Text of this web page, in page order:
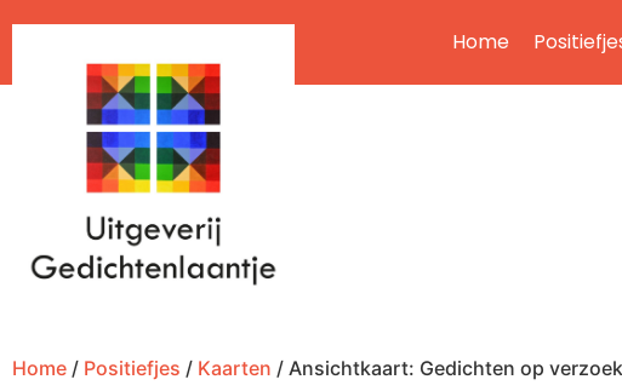
Home
Home / Positiefjes / Kaarten / Ansichtkaart: Gedichten op verzoek